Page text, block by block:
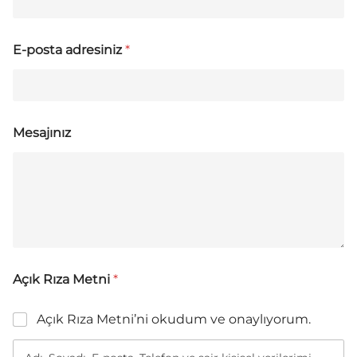
E-posta adresiniz*
Mesajınız
Açık Rıza Metni *
Açık Rıza Metni’ni okudum ve onaylıyorum.